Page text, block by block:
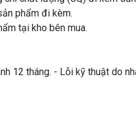
phẩm đi kèm.
tại kho bên mua.
12 tháng. - Lỗi kỹ thuật do